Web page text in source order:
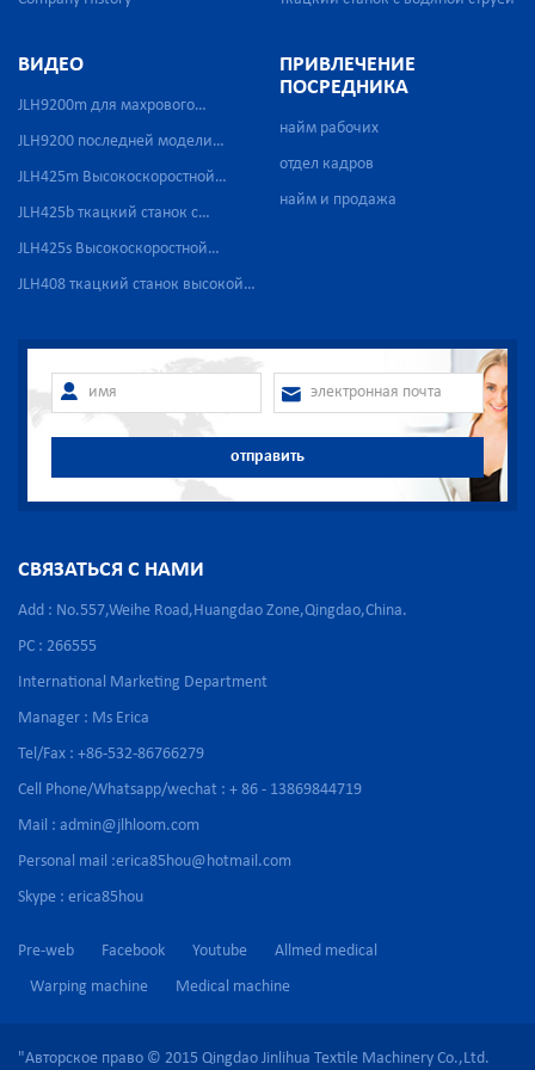
ВИДЕО
JLH9200m для махрового
полотенца
JLH9200 последней модели
высокой скорости
JLH425m Высокоскоростной
пневматический бесчелночный
ткацкий станок для
производства медицинской
JLH425b ткацкий станок с
воздушной струей для
стеклопластика
JLH425s Высокоскоростной
пневматический бесчелночный
марли
JLH408 ткацкий станок высокой
ПРИВЛЕЧЕНИЕ
ПОСРЕДНИКА
найм рабочих
отдел кадров
найм и продажа
отправить
СВЯЗАТЬСЯ С НАМИ
Add : No.557,Weihe Road,Huangdao Zone,Qingdao,China.
PC : 266555
International Marketing Department
Manager : Ms Erica
Tel/Fax : +86-532-86766279
Cell Phone/Whatsapp/wechat : + 86 - 13869844719
Mail : admin@jlhloom.com
Personal mail :erica85hou@hotmail.com
Skype : erica85hou
Pre-web Facebook Youtube
Allmed medical
Warping machine
Medical machine
"Авторское право © 2015 Qingdao Jinlihua Textile Machinery Co.,Ltd.